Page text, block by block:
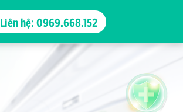
Liên hệ: 0969.668.152